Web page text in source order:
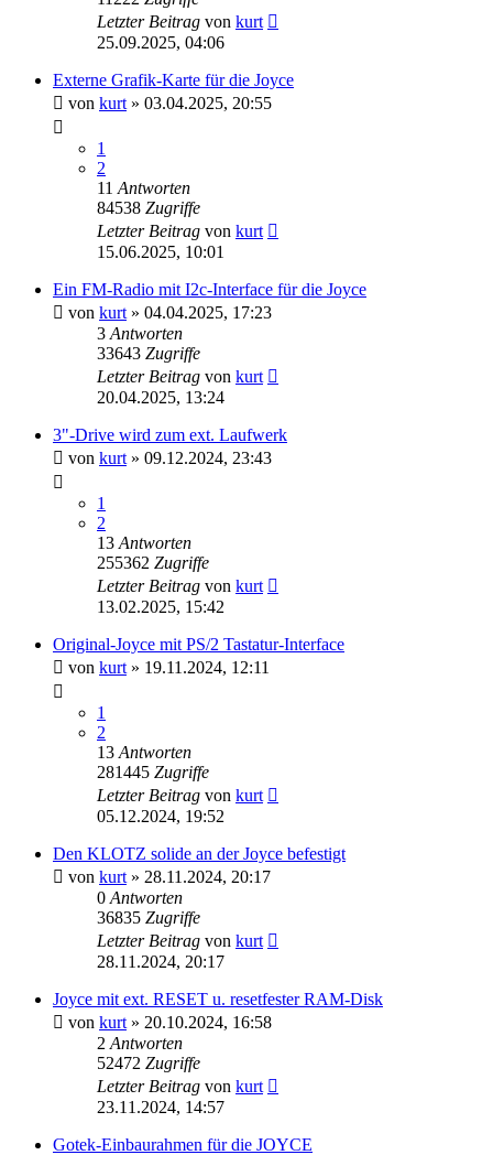
Letzter Beitrag von kurt
25.09.2025, 04:06
Externe Grafik-Karte für die Joyce
von kurt » 03.04.2025, 20:55
1
2
11 Antworten
84538 Zugriffe
Letzter Beitrag von kurt
15.06.2025, 10:01
Ein FM-Radio mit I2c-Interface für die Joyce
von kurt » 04.04.2025, 17:23
3 Antworten
33643 Zugriffe
Letzter Beitrag von kurt
20.04.2025, 13:24
3"-Drive wird zum ext. Laufwerk
von kurt » 09.12.2024, 23:43
1
2
13 Antworten
255362 Zugriffe
Letzter Beitrag von kurt
13.02.2025, 15:42
Original-Joyce mit PS/2 Tastatur-Interface
von kurt » 19.11.2024, 12:11
1
2
13 Antworten
281445 Zugriffe
Letzter Beitrag von kurt
05.12.2024, 19:52
Den KLOTZ solide an der Joyce befestigt
von kurt » 28.11.2024, 20:17
0 Antworten
36835 Zugriffe
Letzter Beitrag von kurt
28.11.2024, 20:17
Joyce mit ext. RESET u. resetfester RAM-Disk
von kurt » 20.10.2024, 16:58
2 Antworten
52472 Zugriffe
Letzter Beitrag von kurt
23.11.2024, 14:57
Gotek-Einbaurahmen für die JOYCE